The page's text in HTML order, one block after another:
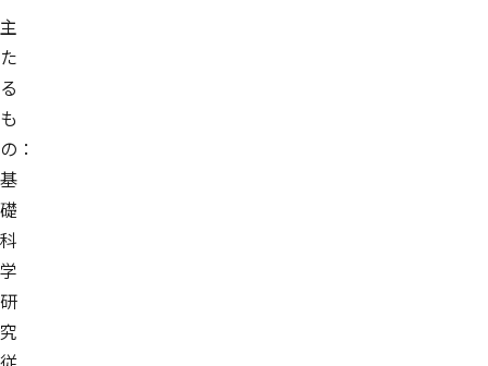
主
た
る
も
の：
基
礎
科
学
研
究